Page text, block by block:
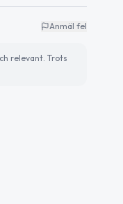
Anmäl fel
relevant. Trots